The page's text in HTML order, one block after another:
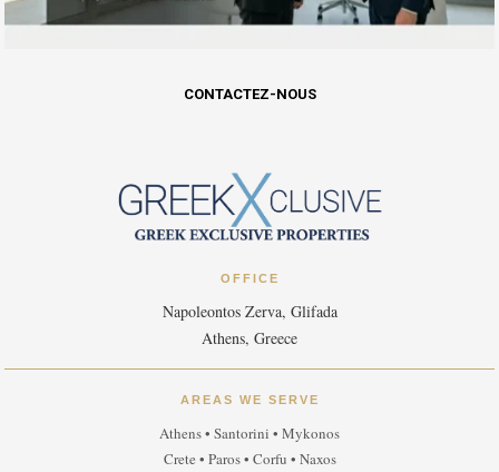
CONTACTEZ-NOUS
OFFICE
Napoleontos Zerva, Glifada
Athens, Greece
AREAS WE SERVE
Athens • Santorini • Mykonos
Crete • Paros • Corfu • Naxos